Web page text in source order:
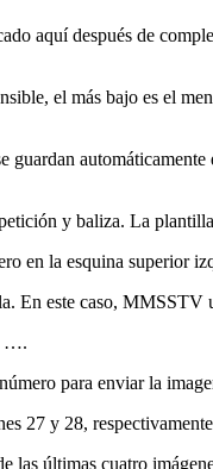
aquí después de
el más bajo es el
y baliza. La
en la esquina superior
En este caso, MMSSTV
….
para enviar la
27 y 28,
las últimas cuatro